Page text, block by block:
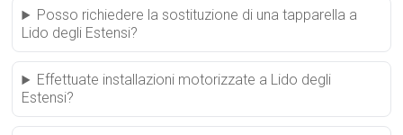
Posso richiedere la sostituzione di una tapparella a
Lido degli Estensi?
Effettuate installazioni motorizzate a Lido degli
Estensi?